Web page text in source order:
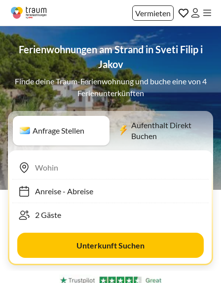
Vermieten
Ferienwohnungen am Strand in Sveti Filip i
Jakov
Finde deine Traum-Ferienwohnung und buche eine von 4
Ferienunterkünften
Anfrage Stellen
Aufenthalt Direkt
Buchen
Anreise- Abreise
Unterkunft Suchen